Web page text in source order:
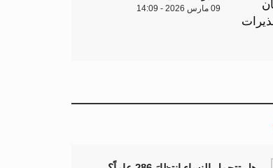
09 مارس 2026 - 14:09